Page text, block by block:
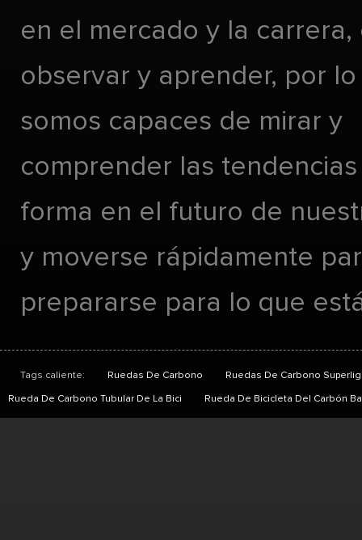
en el mercado y la carrera,
observar y aprender, por lo
somos capaces de mirar y
comprender las
forma en el futuro de
y moverse rápidamente
prepararse para lo que
Tags caliente: Ruedas De Carbono Ruedas De Carbono
Rueda De Carbono Tubular De La Bici Rueda De Bicicleta Del Carbón